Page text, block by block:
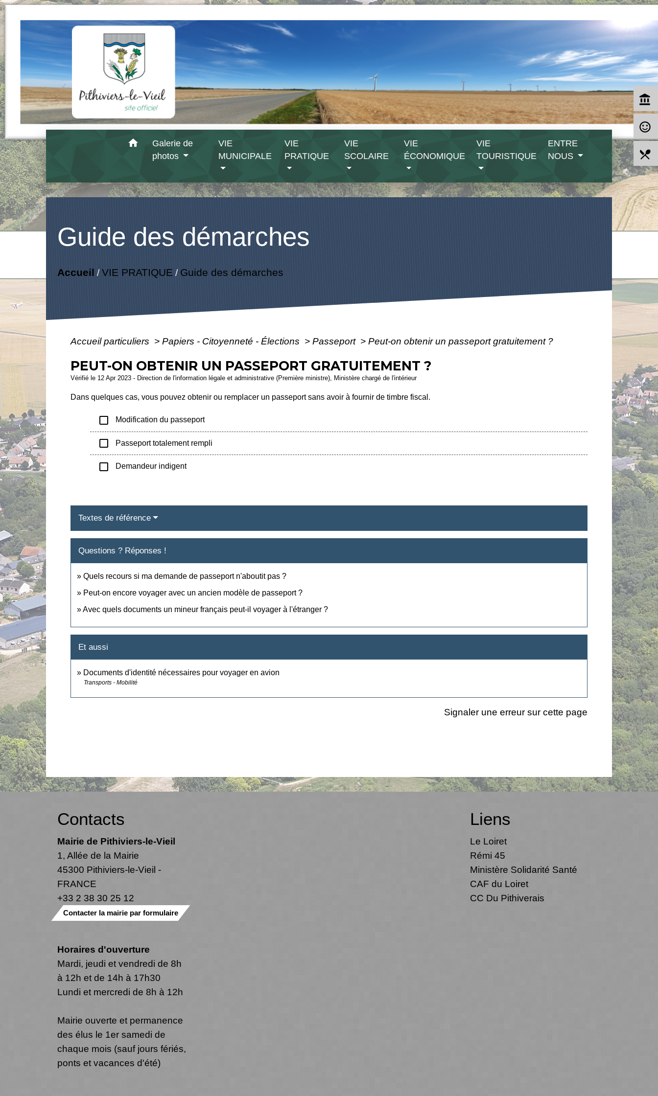
home
Galerie de
photos
VIE
MUNICIPALE
VIE
PRATIQUE
VIE
SCOLAIRE
VIE
ÉCONOMIQUE
VIE
TOURISTIQUE
ENTRE
NOUS
Guide des démarches
Accueil /VIE PRATIQUE/ Guide des démarches
Accueil particuliers > Papiers - Citoyenneté - Élections > Passeport > Peut-on obtenir un passeport gratuitement ?
PEUT-ON OBTENIR UN PASSEPORT GRATUITEMENT ?
Vérifié le 12 Apr 2023 - Direction de l'information légale et administrative (Première ministre), Ministère chargé de l'intérieur
Dans quelques cas, vous pouvez obtenir ou remplacer un passeport sans avoir à fournir de timbre fiscal.
check_box_outline_blank Modification du passeport
check_box_outline_blank Passeport totalement rempli
check_box_outline_blank Demandeur indigent
Textes de référence
Questions ? Réponses !
Quels recours si ma demande de passeport n'aboutit pas ?
Peut-on encore voyager avec un ancien modèle de passeport ?
Avec quels documents un mineur français peut-il voyager à l'étranger ?
Et aussi
Documents d'identité nécessaires pour voyager en avion
Transports - Mobilité
Signaler une erreur sur cette page
account_balance
sentiment_satisfied_alt
local_dining
Contacts
Mairie de Pithiviers-le-Vieil
1, Allée de la Mairie
45300 Pithiviers-le-Vieil -
FRANCE
+33 2 38 30 25 12
Contacter la mairie par formulaire
Horaires d'ouverture
Mardi, jeudi et vendredi de 8h
à 12h et de 14h à 17h30
Lundi et mercredi de 8h à 12h
Mairie ouverte et permanence
des élus le 1er samedi de
chaque mois (sauf jours fériés,
ponts et vacances d'été)
Liens
Le Loiret
Rémi 45
Ministère Solidarité Santé
CAF du Loiret
CC Du Pithiverais